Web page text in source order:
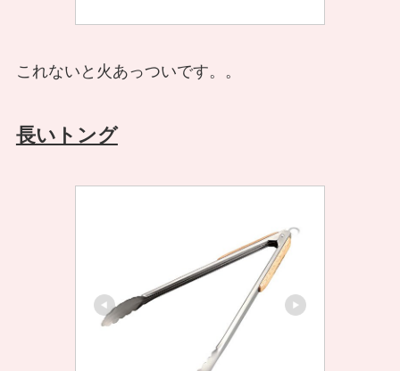
これないと火あっついです。。
長いトング